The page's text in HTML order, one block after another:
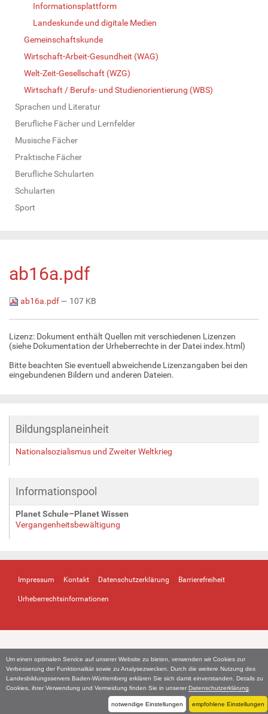
Um einen optimalen Service auf unserer Website zu bieten, verwenden wir Cookies zur
Verbesserung der Funktionalität sowie zu Analysezwecken. Durch die weitere Nutzung des
Landesbildungsservers Baden-Württemberg erklären Sie sich damit einverstanden. Details zu
Cookies, ihrer Verwendung und Vermeidung finden Sie in unserer Datenschutzerklärung
notwendige Einstellungen empfohlene Einstellungen
Informationsplattform
Landeskunde und digitale Medien
Gemeinschaftskunde
Wirtschaft-Arbeit-Gesundheit (WAG)
Welt-Zeit-Gesellschaft (WZG)
Wirtschaft / Berufs- und Studienorientierung (WBS)
Sprachen und Literatur
Berufliche Fächer und Lernfelder
Musische Fächer
Praktische Fächer
Berufliche Schularten
Schularten
Sport
ab16a.pdf
ab16a.pdf— 107 KB
Lizenz: Dokument enthält Quellen mit verschiedenen Lizenzen
(siehe Dokumentation der Urheberrechte in der Datei index.html)
Bitte beachten Sie eventuell abweichende Lizenzangaben bei den
eingebundenen Bildern und anderen Dateien.
Bildungsplaneinheit
Nationalsozialismus und Zweiter Weltkrieg
Informationspool
Planet Schule–Planet Wissen
Vergangenheitsbewältigung
Impressum Kontakt Datenschutzerklärung Barrierefreiheit
Urheberrechtsinformationen